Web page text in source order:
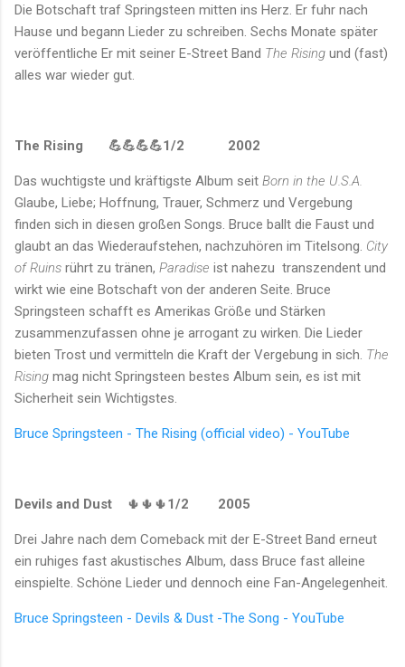
Die Botschaft traf Springsteen mitten ins Herz. Er fuhr nach
Hause und begann Lieder zu schreiben. Sechs Monate später
veröffentliche Er mit seiner E-Street Band The Rising und (fast)
alles war wieder gut.
The Rising 💪💪💪💪1/2 2002
Das wuchtigste und kräftigste Album seit Born in the U.S.A.
Glaube, Liebe; Hoffnung, Trauer, Schmerz und Vergebung
finden sich in diesen großen Songs. Bruce ballt die Faust und
glaubt an das Wiederaufstehen, nachzuhören im Titelsong. City
of Ruins rührt zu tränen, Paradise ist nahezu transzendent und
wirkt wie eine Botschaft von der anderen Seite. Bruce
Springsteen schafft es Amerikas Größe und Stärken
zusammenzufassen ohne je arrogant zu wirken. Die Lieder
bieten Trost und vermitteln die Kraft der Vergebung in sich. The
Rising mag nicht Springsteen bestes Album sein, es ist mit
Sicherheit sein Wichtigstes.
Bruce Springsteen - The Rising (official video) - YouTube
Devils and Dust 🌵🌵🌵1/2 2005
Drei Jahre nach dem Comeback mit der E-Street Band erneut
ein ruhiges fast akustisches Album, dass Bruce fast alleine
einspielte. Schöne Lieder und dennoch eine Fan-Angelegenheit.
Bruce Springsteen - Devils & Dust -The Song - YouTube